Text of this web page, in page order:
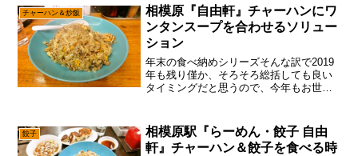
『自由軒』と関係ない店だろうと思って
スルーしていたのですが、実...
チャーハン＆炒飯
相模原『自由軒』チャーハンにワ
ンタンスープを合わせるソリュー
ション
年末の食べ納めシリーズそんな訳で2019
年も残り僅か、そろそろ総括しても良い
タイミングだと思うので、今年もお世話
チャーハンモチベを満たす為に、相模原
の『自由軒』に行って...
餃子
相模原駅『らーめん・餃子 自由
軒』チャーハン＆餃子を食べる時